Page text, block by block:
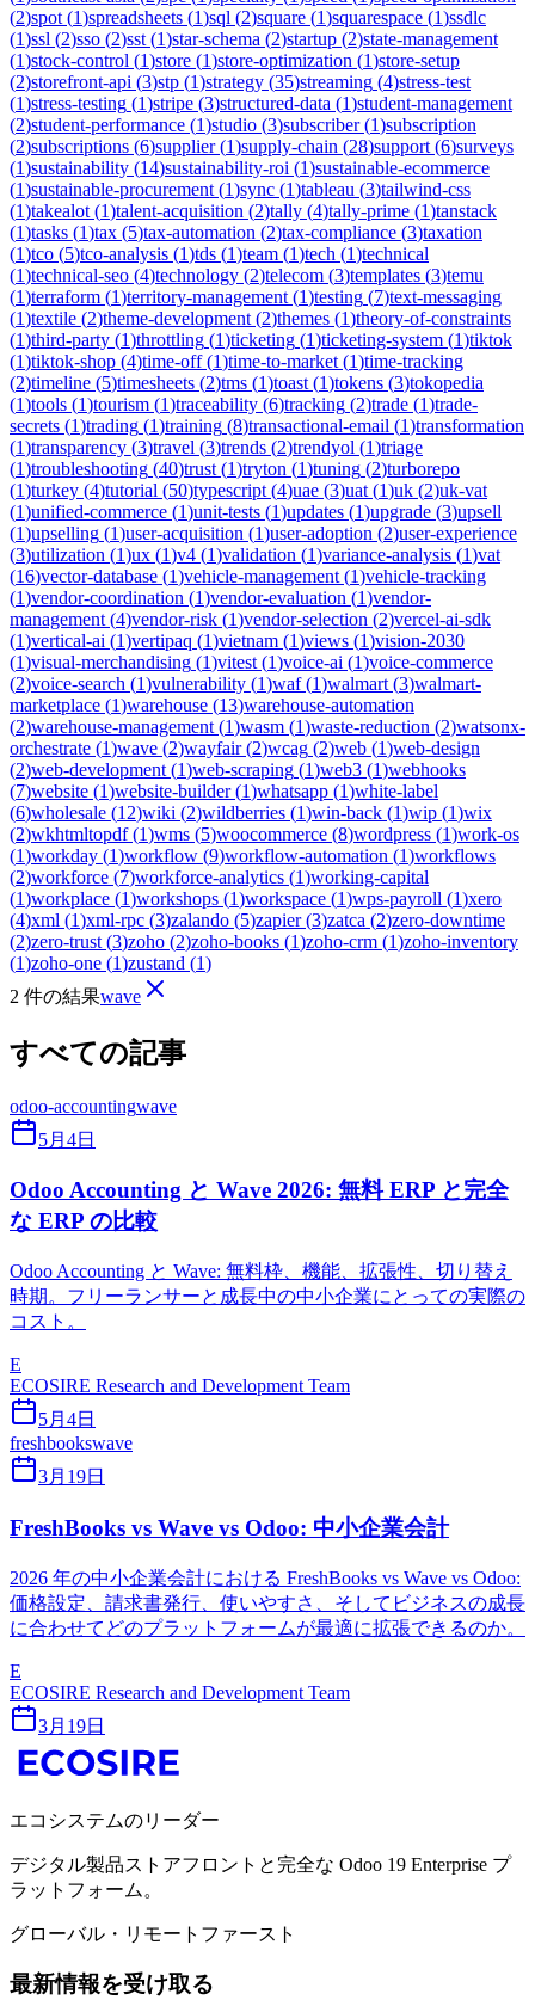
(2)spot (1)spreadsheets (1)sql (2)square (1)squarespace (1)ssdlc
(1)ssl (2)sso (2)sst (1)star-schema (2)startup (2)state-management
(1)stock-control (1)store (1)store-optimization (1)store-setup
(2)storefront-api (3)stp (1)strategy (35)streaming (4)stress-test
(1)stress-testing (1)stripe (3)structured-data (1)student-management
(2)student-performance (1)studio (3)subscriber(1)subscription
(2)subscriptions (6)supplier(1)supply-chain (28)support (6)surveys
(1)sustainability (14)sustainability-roi (1)sustainable-ecommerce
(1)sustainable-procurement (1)sync (1)tableau (3)tailwind-css
(1)takealot (1)talent-acquisition (2)tally (4)tally-prime (1)tanstack
(1)tasks (1)tax (5)tax-automation (2)tax-compliance (3)taxation
(1)tco (5)tco-analysis (1)tds (1)team (1)tech (1)technical
(1)technical-seo (4)technology (2)telecom (3)templates (3)temu
(1)terraform (1)territory-management (1)testing (7)text-messaging
(1)textile (2)theme-development (2)themes (1)theory-of-constraints
(1)third-party (1)throttling (1)ticketing (1)ticketing-system (1)tiktok
(1)tiktok-shop (4)time-off(1)time-to-market (1)time-tracking
(2)timeline (5)timesheets (2)tms (1)toast (1)tokens (3)tokopedia
(1)tools (1)tourism (1)traceability (6)tracking (2)trade (1)trade-
secrets (1)trading (1)training (8)transactional-email (1)transformation
(1)transparency (3)travel (3)trends (2)trendyol (1)triage
(1)troubleshooting (40)trust (1)tryton (1)tuning (2)turborepo
(1)turkey (4)tutorial (50)typescript (4)uae (3)uat (1)uk (2)uk-vat
(1)unified-commerce (1)unit-tests (1)updates (1)upgrade (3)upsell
(1)upselling (1)user-acquisition (1)user-adoption (2)user-experience
(3)utilization (1)ux (1)v4 (1)validation (1)variance-analysis (1)vat
(16)vector-database (1)vehicle-management (1)vehicle-tracking
(1)vendor-coordination (1)vendor-evaluation (1)vendor-
management (4)vendor-risk (1)vendor-selection (2)vercel-ai-sdk
(1)vertical-ai (1)vertipaq (1)vietnam (1)views (1)vision-2030
(1)visual-merchandising (1)vitest (1)voice-ai (1)voice-commerce
(2)voice-search (1)vulnerability (1)waf(1)walmart (3)walmart-
marketplace (1)warehouse (13)warehouse-automation
(2)warehouse-management (1)wasm (1)waste-reduction (2)watsonx-
orchestrate (1)wave (2)wayfair(2)wcag (2)web (1)web-design
(2)web-development (1)web-scraping (1)web3 (1)webhooks
(7)website (1)website-builder(1)whatsapp (1)white-label
(6)wholesale (12)wiki (2)wildberries (1)win-back (1)wip (1)wix
(2)wkhtmltopdf(1)wms (5)woocommerce (8)wordpress (1)work-os
(1)workday (1)workflow (9)workflow-automation (1)workflows
(2)workforce (7)workforce-analytics (1)working-capital
(1)workplace (1)workshops (1)workspace (1)wps-payroll (1)xero
(4)xml (1)xml-rpc (3)zalando (5)zapier(3)zatca (2)zero-downtime
(2)zero-trust (3)zoho (2)zoho-books (1)zoho-crm (1)zoho-inventory
(1)zoho-one (1)zustand (1)
2 件の結果wave
すべての記事
odoo-accountingwave
5月4日
Odoo Accounting と Wave 2026: 無料 ERP と完全
な ERP の比較
Odoo Accounting と Wave: 無料枠、機能、拡張性、切り替え
時期。フリーランサーと成長中の中小企業にとっての実際の
コスト。
E
ECOSIRE Research and Development Team
5月4日
freshbookswave
3月19日
FreshBooks vs Wave vs Odoo: 中小企業会計
2026 年の中小企業会計における FreshBooks vs Wave vs Odoo:
価格設定、請求書発行、使いやすさ、そしてビジネスの成長
に合わせてどのプラットフォームが最適に拡張できるのか。
E
ECOSIRE Research and Development Team
3月19日
エコシステムのリーダー
デジタル製品ストアフロントと完全な Odoo 19 Enterprise プ
ラットフォーム。
グローバル・リモートファースト
最新情報を受け取る